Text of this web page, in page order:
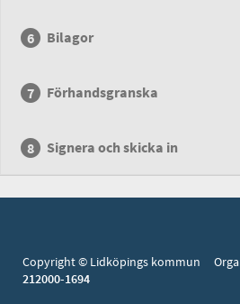
Bilagor
Förhandsgranska
Signera och skicka in
Copyright © Lidköpings kommun
212000-1694